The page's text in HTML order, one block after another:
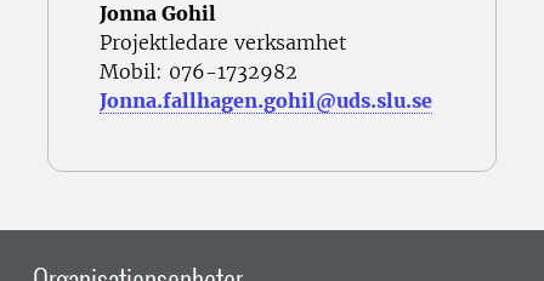
Jonna Gohil
Projektledare verksamhet
Mobil: 076-1732982
Jonna.fallhagen.gohil@uds.slu.se